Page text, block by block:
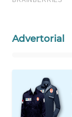
Advertorial
WAHANANEWS
CO ID